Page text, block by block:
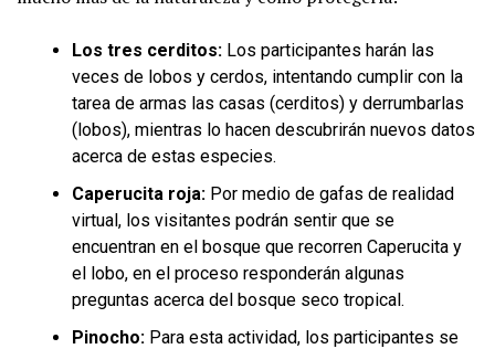
Los tres cerditos: Los participantes harán las
veces de lobos y cerdos, intentando cumplir con la
tarea de armas las casas (cerditos) y derrumbarlas
(lobos), mientras lo hacen descubrirán nuevos datos
acerca de estas especies.
Caperucita roja: Por medio de gafas de realidad
virtual, los visitantes podrán sentir que se
encuentran en el bosque que recorren Caperucita y
el lobo, en el proceso responderán algunas
preguntas acerca del bosque seco tropical.
Pinocho: Para esta actividad, los participantes se